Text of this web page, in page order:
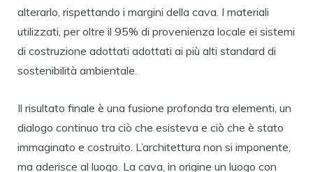
alterarlo, rispettando i margini della cava. I materiali
utilizzati, per oltre il 95% di provenienza locale ei sistemi
di costruzione adottati adottati ai più alti standard di
sostenibilità ambientale.
Il risultato finale è una fusione profonda tra elementi, un
dialogo continuo tra ciò che esisteva e ciò che è stato
immaginato e costruito. L’architettura non si imponente,
ma aderisce al luogo. La cava, in origine un luogo con